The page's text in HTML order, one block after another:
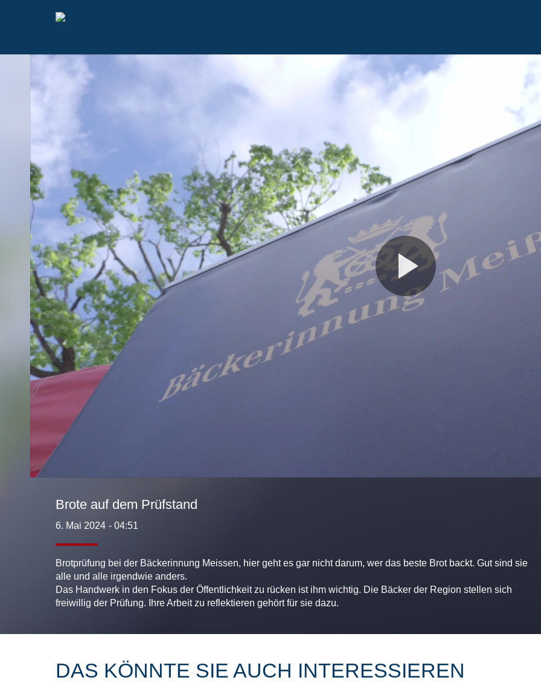
Video
Brote auf dem Prüfstand
6. Mai 2024 - 04:51
Brotprüfung bei der Bäckerinnung Meissen, hier geht es gar nicht darum, wer das beste Brot backt. Gut sind sie
alle und alle irgendwie anders.
Das Handwerk in den Fokus der Öffentlichkeit zu rücken ist ihm wichtig. Die Bäcker der Region stellen sich
freiwillig der Prüfung. Ihre Arbeit zu reflektieren gehört für sie dazu.
DAS KÖNNTE SIE AUCH INTERESSIEREN